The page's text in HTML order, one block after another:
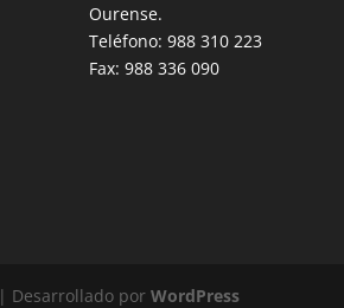
Ourense.
Teléfono: 988 310 223
Fax: 988 336 090
| Desarrollado porWordPress